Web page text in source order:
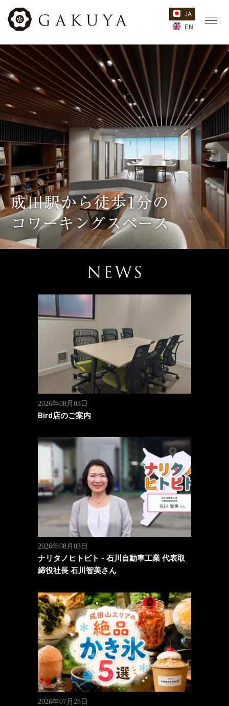
JA
EN
2026年08月03日
Bird店のご案内
2026年08月03日
ナリタノヒトビト - 石川自動車工業 代表取
締役社長 石川智美さん
2026年07月28日